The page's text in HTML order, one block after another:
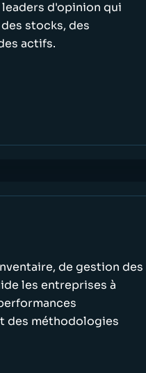
d'opinion qui
stocks, des
actifs.
de gestion des
les entreprises à
des méthodologies